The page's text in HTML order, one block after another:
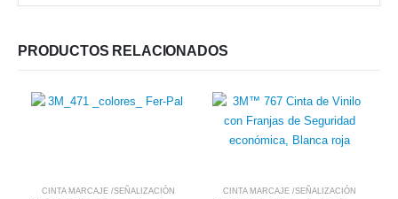
PRODUCTOS RELACIONADOS
CINTA MARCAJE /SEÑALIZACIÓN CINTA MARCAJE /SEÑALIZACIÓN